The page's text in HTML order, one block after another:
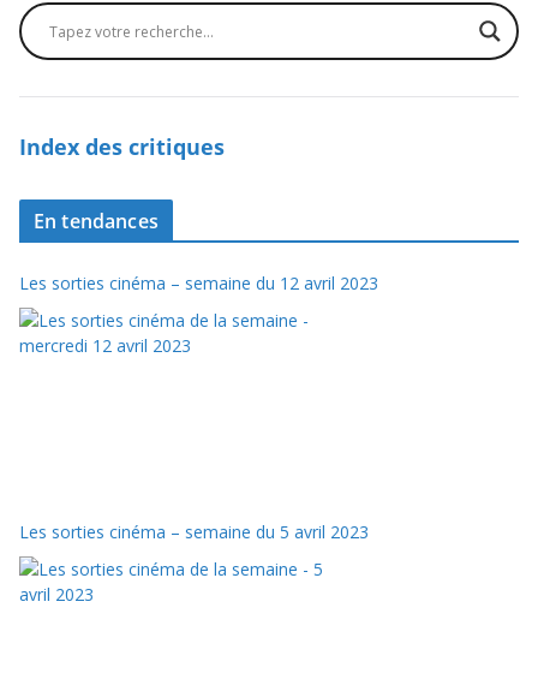
Index des critiques
En tendances
Les sorties cinéma – semaine du 12 avril 2023
Les sorties cinéma – semaine du 5 avril 2023